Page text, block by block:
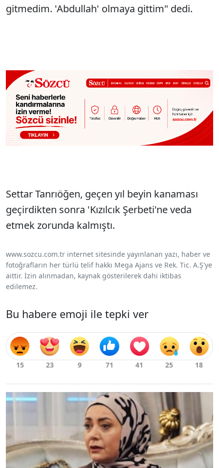
gitmedim. 'Abdullah' olmaya gittim" dedi.
Settar Tanrıöğen, geçen yıl beyin kanaması
geçirdikten sonra 'Kızılcık Şerbeti'ne veda
etmek zorunda kalmıştı.
www.sozcu.com.tr internet sitesinde yayınlanan yazı, haber ve
fotoğrafların her türlü telif hakkı Mega Ajans ve Rek. Tic. A.Ş'ye
aittir. İzin alınmadan, kaynak gösterilerek dahi iktibas
edilemez.
Bu habere emoji ile tepki ver